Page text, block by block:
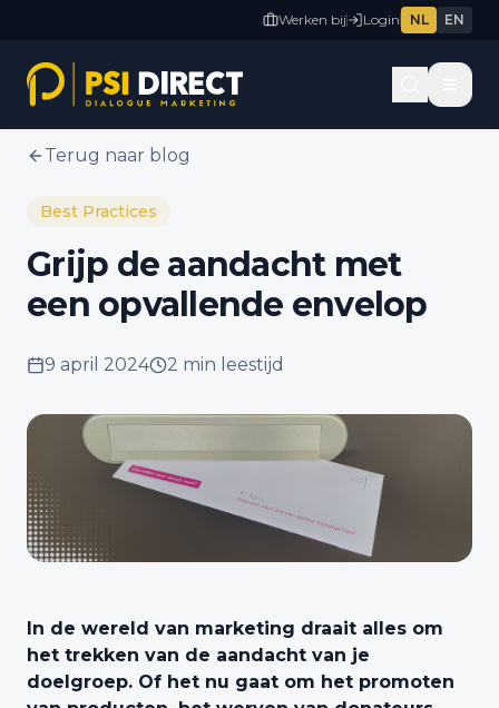
Werken bij Login NL EN
Terug naar blog
Best Practices
Grijp de aandacht met
een opvallende envelop
9 april 2024 2 min leestijd
In de wereld van marketing draait alles om
het trekken van de aandacht van je
doelgroep. Of het nu gaat om het promoten